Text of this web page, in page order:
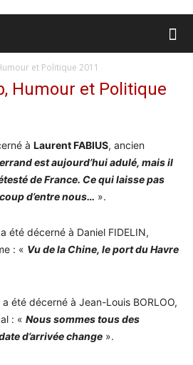
et Politique 2011
Humour et Politique
à Laurent FABIUS, ancien
est aujourd’hui adulé, mais il
de France. Ce qui laisse pas
d’entre nous… ».
a été décerné à Daniel FIDELIN,
: « Vu de la Chine, le port du Havre
a été décerné à Jean-Louis BORLOO,
: « Nous sommes tous des
d’arrivée change ».